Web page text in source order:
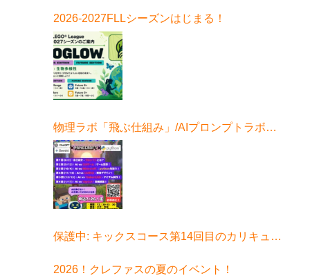
2026-2027FLLシーズンはじまる！
物理ラボ「飛ぶ仕組み」/AIプロンプトラボ始
まる！
保護中: キックスコース第14回目のカリキュラ
2026！クレファスの夏のイベント！